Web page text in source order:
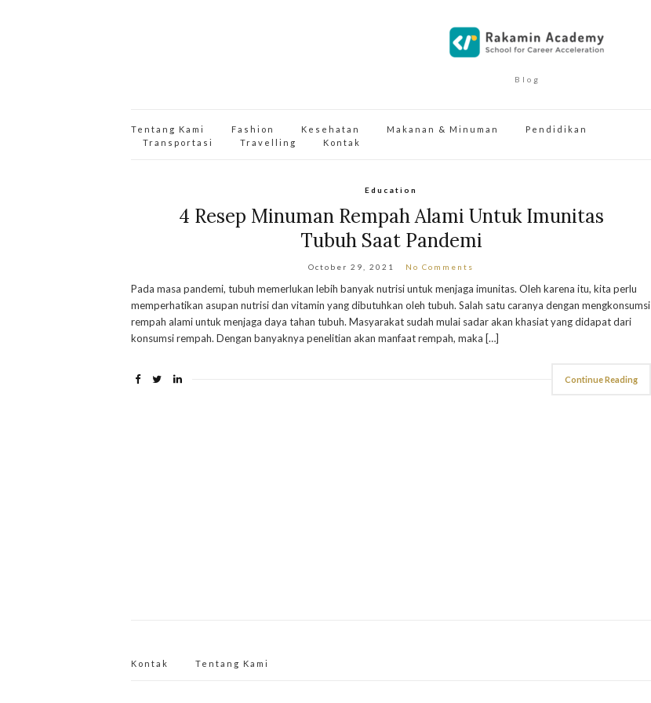
Blog
Tentang Kami Fashion Kesehatan Makanan & Minuman
Pendidikan
Transportasi
Travelling Kontak
Education
4 Resep Minuman Rempah Alami Untuk Imunitas
Tubuh Saat Pandemi
October 29, 2021 No Comments
Pada masa pandemi, tubuh memerlukan lebih banyak nutrisi untuk menjaga imunitas. Oleh karena itu, kita perlu
memperhatikan asupan nutrisi dan vitamin yang dibutuhkan oleh tubuh. Salah satu caranya dengan mengkonsumsi
rempah alami untuk menjaga daya tahan tubuh. Masyarakat sudah mulai sadar akan khasiat yang didapat dari
konsumsi rempah. Dengan banyaknya penelitian akan manfaat rempah, maka […]
Continue Reading
Kontak Tentang Kami